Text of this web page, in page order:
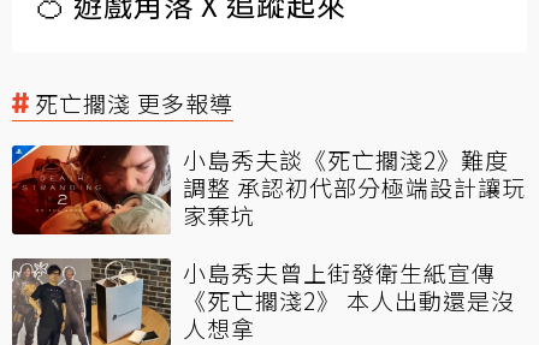
死亡擱淺 更多報導
小島秀夫談《死亡擱淺2》難度
調整 承認初代部分極端設計讓玩
家棄坑
小島秀夫曾上街發衛生紙宣傳
《死亡擱淺2》 本人出動還是沒
人想拿